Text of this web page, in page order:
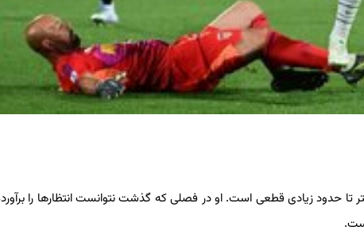
تا حدود زیادی قطعی است. او در فصلی که گذشت نتوانست انتظارها را